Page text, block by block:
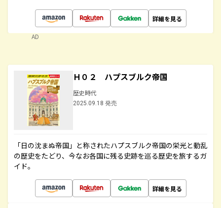
詳細を見る
AD
Ｈ０２ ハプスブルク帝国
歴史時代
2025.09.18 発売
「日の沈まぬ帝国」と称されたハプスブルク帝国の栄光と動乱
の歴史をたどり、今なお各国に残る史跡を巡る歴史を旅するガ
イド。
詳細を見る